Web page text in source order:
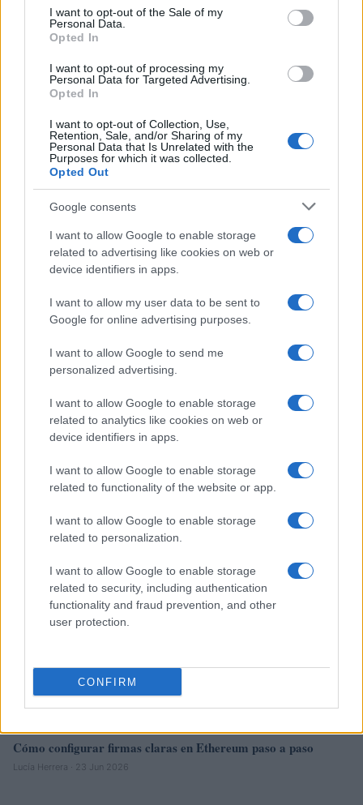
consent section.
I want to opt-out of the Sale of my
Personal Data.
Opted In
I want to opt-out of processing my
Personal Data for Targeted Advertising.
Opted In
I want to opt-out of Collection, Use,
Retention, Sale, and/or Sharing of my
Personal Data that Is Unrelated with the
Purposes for which it was collected.
Opted Out
Google consents
I want to allow Google to enable storage
related to advertising like cookies on web or
device identifiers in apps.
I want to allow my user data to be sent to
Google for online advertising purposes.
I want to allow Google to send me
personalized advertising.
I want to allow Google to enable storage
related to analytics like cookies on web or
device identifiers in apps.
I want to allow Google to enable storage
related to functionality of the website or app.
I want to allow Google to enable storage
related to personalization.
I want to allow Google to enable storage
related to security, including authentication
functionality and fraud prevention, and other
user protection.
CONFIRM
Guía definitiva para transferir fondos entre exchanges y wallets
Diego Martín · 5 Jul 2026
criptomonedas
Diego Martín · 30 Jun 2026
HOW TO
Cómo configurar firmas claras en Ethereum paso a paso
Lucía Herrera · 23 Jun 2026